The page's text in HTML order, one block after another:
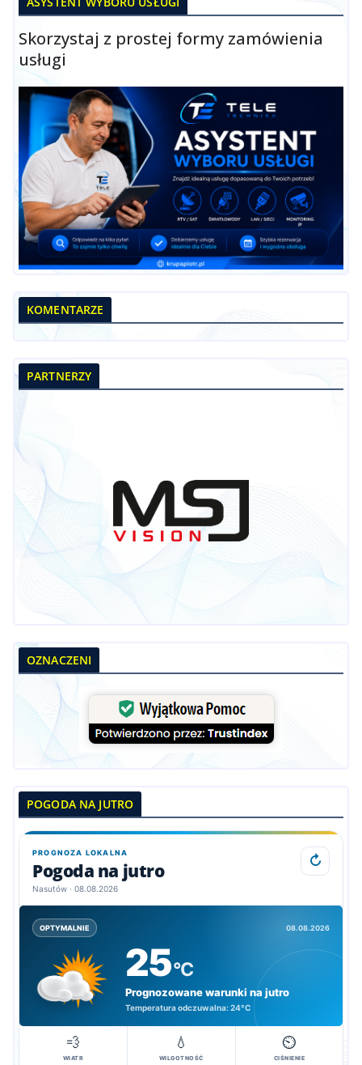
Skorzystaj z prostej formy zamówienia
usługi
KOMENTARZE
PARTNERZY
OZNACZENI
POGODA NA JUTRO
PROGNOZA LOKALNA
Pogoda na jutro
Nasutów · 08.08.2026
↻
OPTYMALNIE 08.08.2026
25°C
Prognozowane warunki na jutro
Temperatura odczuwalna:24°C
💨
WIATR
💧
WILGOTNOŚĆ
⏲️
CIŚNIENIE